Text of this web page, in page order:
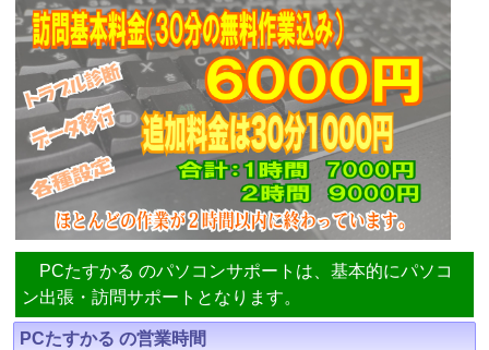
PCたすかる のパソコンサポートは、基本的にパソコ
ン出張・訪問サポートとなります。
PCたすかる の営業時間